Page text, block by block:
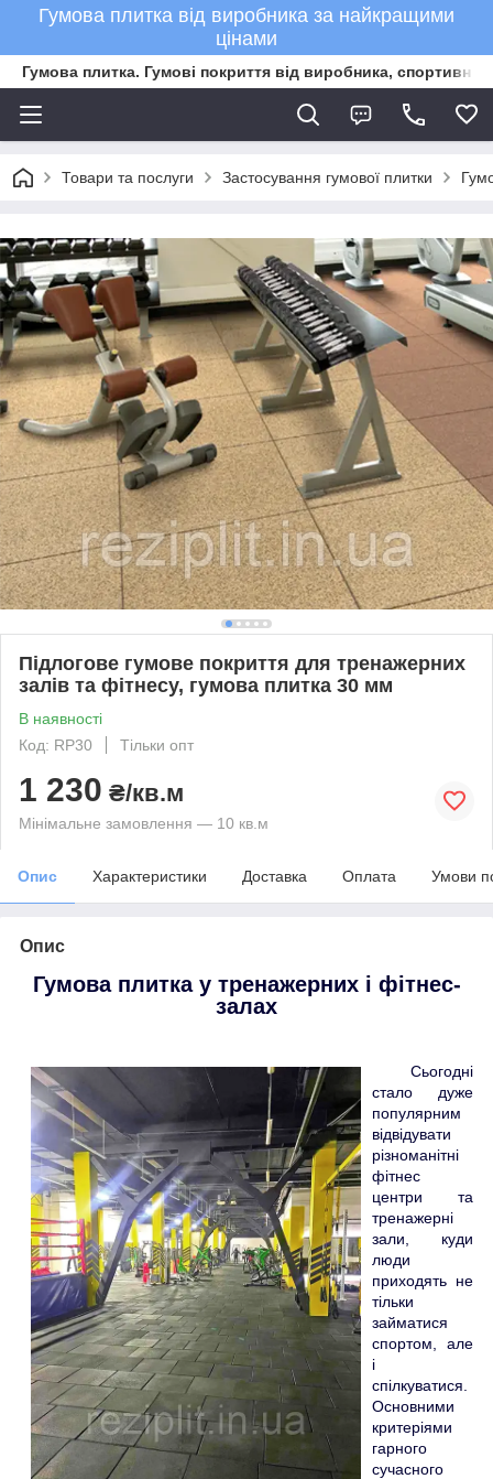
Гумова плитка від виробника за найкращими
цінами
Гумова плитка. Гумові покриття від виробника, спортивне
Товари та послуги Застосування гумової плитки
Підлогове гумове покриття для тренажерних
залів та фітнесу, гумова плитка 30 мм
В наявності
Код: RP30
Тільки опт
1 230 ₴/кв.м
Мінімальне замовлення — 10 кв.м
Опис Характеристики Доставка Оплата Умови
Опис
Гумова плитка у тренажерних і фітнес-
залах
Сьогодні
стало дуже
популярним
відвідувати
різноманітні
фітнес
центри та
тренажерні
зали, куди
люди
приходять не
тільки
займатися
спортом, але
і
спілкуватися.
Основними
критеріями
гарного
сучасного